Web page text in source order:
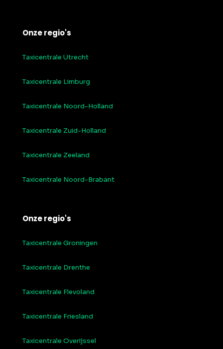
Onze regio's
Taxicentrale Utrecht
Taxicentrale Limburg
Taxicentrale Noord-Holland
Taxicentrale Zuid-Holland
Taxicentrale Zeeland
Taxicentrale Noord-Brabant
Onze regio's
Taxicentrale Groningen
Taxicentrale Drenthe
Taxicentrale Flevoland
Taxicentrale Friesland
Taxicentrale Overijssel